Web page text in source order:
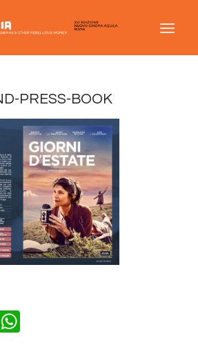
PRESS-BOOK
WhatsApp